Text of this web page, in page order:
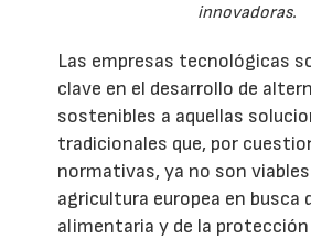
innovadoras.
Las empresas tecnológicas
clave en el desarrollo de
sostenibles a aquellas
tradicionales que, por
normativas, ya no son
agricultura europea en busca
alimentaria y de la